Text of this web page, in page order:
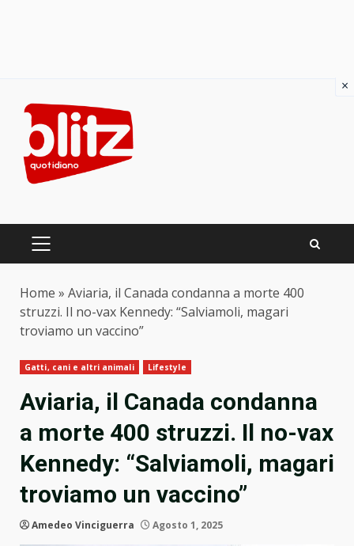
content
PRIMARY
Home » Aviaria, il Canada condanna a morte 400
struzzi. Il no-vax Kennedy: “Salviamoli, magari
troviamo un vaccino”
Gatti, cani e altri animali Lifestyle
Aviaria, il Canada condanna
a morte 400 struzzi. Il no-vax
Kennedy: “Salviamoli, magari
troviamo un vaccino”
Amedeo Vinciguerra Agosto 1, 2025
×